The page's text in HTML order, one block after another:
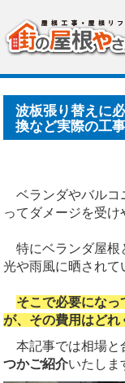
> 波
の広さの交換など実
波板張り替えに
換など実際の工
ベランダやバルコ
ってダメージを受け
特にベランダ屋根
光や雨風に晒されて
そこで必要にな
が、その費用はどれ
本記事では相場と
つかご紹介いたし